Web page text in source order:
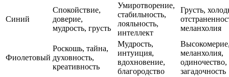
Синий
Спокойствие,
доверие,
мудрость, грусть
Умиротворение,
стабильность,
лояльность,
интеллект
Грусть,
меланхолия
Фиолетовый
Роскошь, тайна,
духовность,
креативность
Мудрость,
интуиция,
вдохновение,
благородство
меланхолия,
одиночество,
загадочность